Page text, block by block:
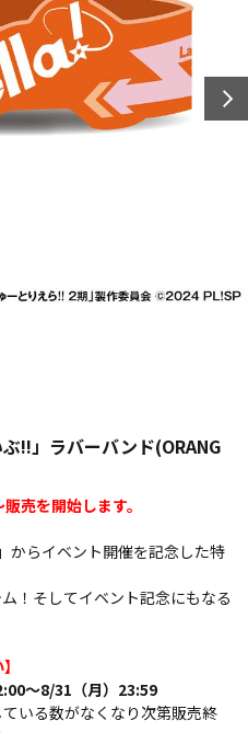
!!」ラバーバンド(ORANG
売を開始します。
からイベント開催を記念した特
！そしてイベント記念にもなる
～8/31（月）23:59
いる数がなくなり次第販売終